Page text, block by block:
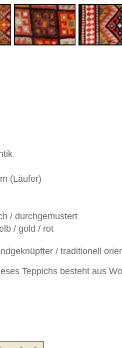
alte und
Museen
aber
ließen sich
und
Einige
die das
eine
-